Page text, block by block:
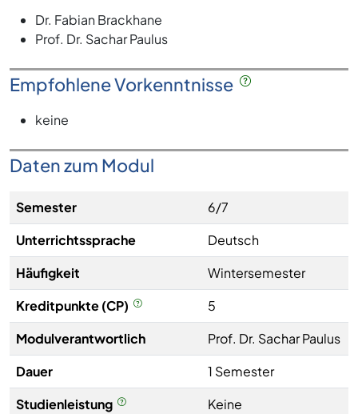
Dr. Fabian Brackhane
Prof. Dr. Sachar Paulus
Empfohlene Vorkenntnisse
keine
Daten zum Modul
Semester
6/7
Unterrichtssprache
Deutsch
Häufigkeit
Wintersemester
Kreditpunkte (CP)
5
Modulverantwortlich
Prof. Dr. Sachar Paulus
Dauer
1 Semester
Studienleistung
Keine